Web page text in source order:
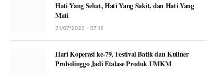
Hati Yang Sehat, Hati Yang Sakit, dan Hati Yang
Mati
31/07/2026 - 07:18
Hari Koperasi ke-79, Festival Batik dan Kuliner
Probolinggo Jadi Etalase Produk UMKM